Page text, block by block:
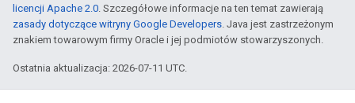
licencji Apache 2.0. Szczegółowe informacje na ten temat zawierają
zasady dotyczące witryny Google Developers. Java jest zastrzeżonym
znakiem towarowym firmy Oracle i jej podmiotów stowarzyszonych.
Ostatnia aktualizacja: 2026-07-11 UTC.